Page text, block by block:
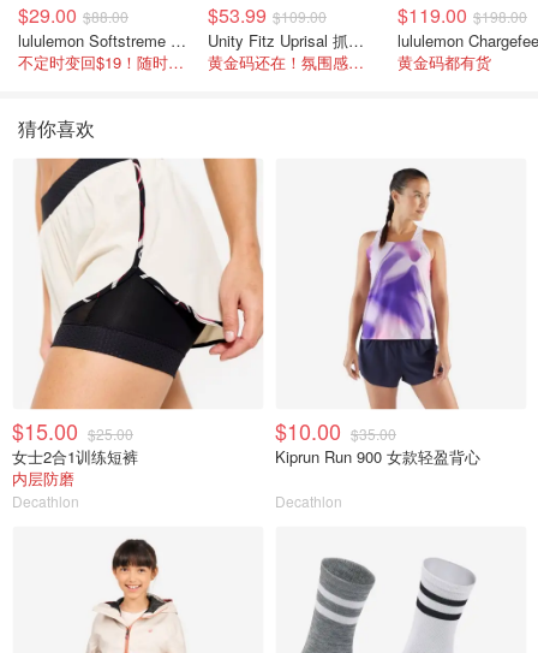
$29.00 $88.00
lululemon Softstreme 女士高腰短裤 10cm
不定时变回$19！随时点进来看
$53.99 $109.00
Unity Fitz Uprisal 抓绒卫衣
黄金码还在！氛围感之神
$119.00 $198.00
黄金码都有货
猜你喜欢
$15.00 $25.00
女士2合1训练短裤
内层防磨
Decathlon
$10.00 $35.00
Kiprun Run 900 女款轻盈背心
Decathlon